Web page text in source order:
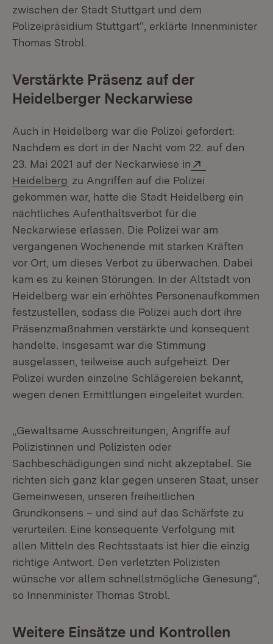
zwischen der Stadt Stuttgart und dem
Polizeipräsidium Stuttgart“, erklärte Innenminister
Thomas Strobl.
Verstärkte Präsenz auf der
Heidelberger Neckarwiese
Auch in Heidelberg war die Polizei gefordert:
Nachdem es dort in der Nacht vom 22. auf den
23. Mai 2021 auf der Neckarwiese in
Heidelberg (Öffnet in neuem Fenster)
zu Angriffen auf die Polizei
gekommen war, hatte die Stadt Heidelberg ein
nächtliches Aufenthaltsverbot für die
Neckarwiese erlassen. Die Polizei war am
vergangenen Wochenende mit starken Kräften
vor Ort, um dieses Verbot zu überwachen. Dabei
kam es zu keinen Störungen. In der Altstadt von
Heidelberg war ein erhöhtes Personenaufkommen
festzustellen, sodass die Polizei auch dort ihre
Präsenzmaßnahmen verstärkte und konsequent
handelte. Insgesamt war die Stimmung
ausgelassen, teilweise auch aufgeheizt. Der
Polizei wurden einzelne Schlägereien bekannt,
wegen denen Ermittlungen eingeleitet wurden.
„Gewaltsame Ausschreitungen, Angriffe auf
Polizistinnen und Polizisten oder
Sachbeschädigungen sind nicht akzeptabel. Sie
richten sich ganz klar gegen unseren Staat, unser
Gemeinwesen, unseren freiheitlichen
Grundkonsens – und sind auf das Schärfste zu
verurteilen. Eine konsequente Verfolgung mit
allen Mitteln des Rechtsstaats ist hier die einzig
richtige Antwort. Den verletzten Polizisten
wünsche vor allem schnellstmögliche Genesung“,
so Innenminister Thomas Strobl.
Weitere Einsätze und Kontrollen